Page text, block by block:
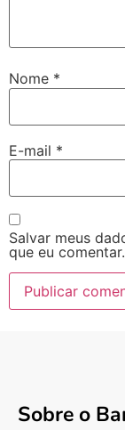
Nome *
E-mail *
Salvar meus
que eu comentar.
Sobre o